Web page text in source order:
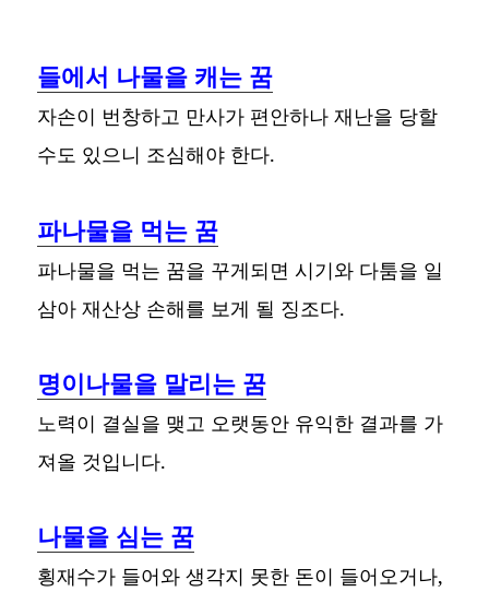
들에서 나물을 캐는 꿈
자손이 번창하고 만사가 편안하나 재난을 당할
수도 있으니 조심해야 한다.
파나물을 먹는 꿈
파나물을 먹는 꿈을 꾸게되면 시기와 다툼을 일
삼아 재산상 손해를 보게 될 징조다.
명이나물을 말리는 꿈
노력이 결실을 맺고 오랫동안 유익한 결과를 가
져올 것입니다.
나물을 심는 꿈
횡재수가 들어와 생각지 못한 돈이 들어오거나,